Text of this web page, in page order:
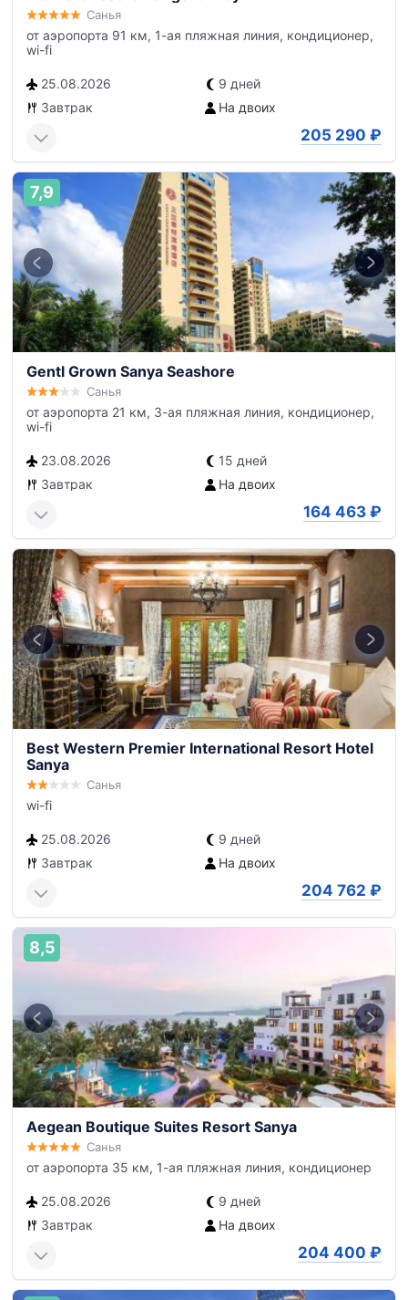
Санья
от аэропорта 91 км, 1-ая пляжная линия, кондиционер,
wi-fi
25.08.2026
9 дней
Завтрак
На двоих
205 290 ₽
7,9
Gentl Grown Sanya Seashore
Санья
от аэропорта 21 км, 3-ая пляжная линия, кондиционер,
wi-fi
23.08.2026
15 дней
Завтрак
На двоих
164 463 ₽
Best Western Premier International Resort Hotel
Sanya
Санья
wi-fi
25.08.2026
9 дней
Завтрак
На двоих
204 762 ₽
8,5
Aegean Boutique Suites Resort Sanya
Санья
от аэропорта 35 км, 1-ая пляжная линия, кондиционер
25.08.2026
9 дней
Завтрак
На двоих
204 400 ₽